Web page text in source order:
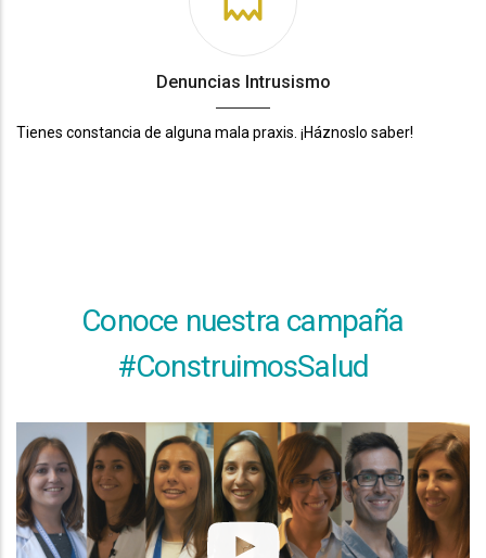
Denuncias Intrusismo
Tienes constancia de alguna mala praxis. ¡Háznoslo saber!
Conoce nuestra campaña
#ConstruimosSalud